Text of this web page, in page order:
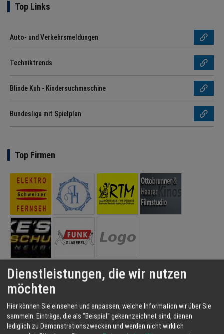
Top Links
Auto- und Verkehrsmeldungen
Techniktrends
Blinde Kuh - Kindersuchmaschine
Bundesliga mit Spielplan
Top Firmen
Regio Hinweise
Jobs Region München und Umgebung
Dienstleistungen, die wir nutzen
möchten
Hier können Sie einsehen und anpassen, welche Information wir über Sie
sammeln. Einträge, die als "Beispiel" gekennzeichnet sind, dienen
lediglich zu Demonstrationszwecken und werden nicht wirklich